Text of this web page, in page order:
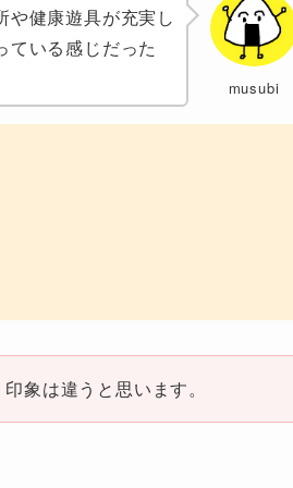
musubi
や健康遊具が充実し
ている感じだった
象は違うと思います。